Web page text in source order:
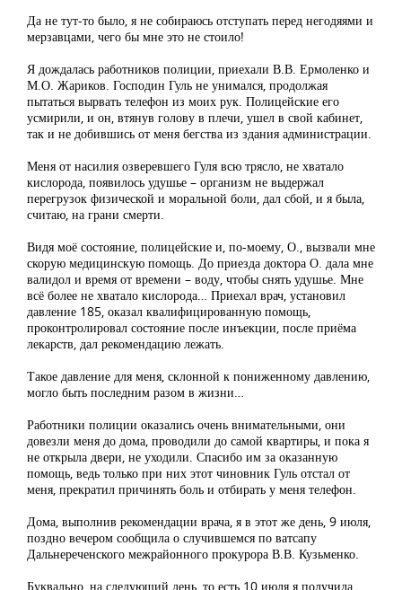
Да не тут-то было, я не собираюсь отступать перед негодяями и
мерзавцами, чего бы мне это не стоило!
Я дождалась работников полиции, приехали В.В. Ермоленко и
М.О. Жариков. Господин Гуль не унимался, продолжая
пытаться вырвать телефон из моих рук. Полицейские его
усмирили, и он, втянув голову в плечи, ушел в свой кабинет,
так и не добившись от меня бегства из здания администрации.
Меня от насилия озверевшего Гуля всю трясло, не хватало
кислорода, появилось удушье – организм не выдержал
перегрузок физической и моральной боли, дал сбой, и я была,
считаю, на грани смерти.
Видя моё состояние, полицейские и, по-моему, О., вызвали мне
скорую медицинскую помощь. До приезда доктора О. дала мне
валидол и время от времени – воду, чтобы снять удушье. Мне
всё более не хватало кислорода… Приехал врач, установил
давление 185, оказал квалифицированную помощь,
проконтролировал состояние после инъекции, после приёма
лекарств, дал рекомендацию лежать.
Такое давление для меня, склонной к пониженному давлению,
могло быть последним разом в жизни…
Работники полиции оказались очень внимательными, они
довезли меня до дома, проводили до самой квартиры, и пока я
не открыла двери, не уходили. Спасибо им за оказанную
помощь, ведь только при них этот чиновник Гуль отстал от
меня, прекратил причинять боль и отбирать у меня телефон.
Дома, выполнив рекомендации врача, я в этот же день, 9 июля,
поздно вечером сообщила о случившемся по ватсапу
Дальнереченского межрайонного прокурора В.В. Кузьменко.
Буквально, на следующий день, то есть 10 июля я получила